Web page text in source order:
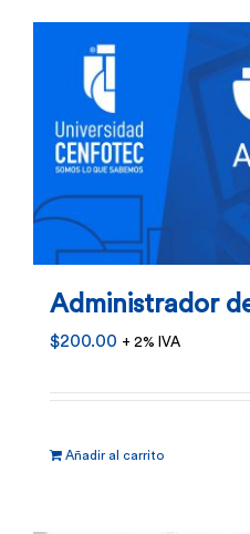
Administrador
$200.00 + 2% IVA
Añadir al carrito